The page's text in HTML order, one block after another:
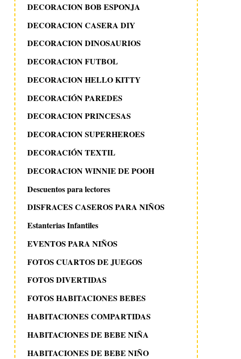
DECORACION BOB ESPONJA
DECORACION CASERA DIY
DECORACION DINOSAURIOS
DECORACION FUTBOL
DECORACION HELLO KITTY
DECORACIÓN PAREDES
DECORACION PRINCESAS
DECORACION SUPERHEROES
DECORACIÓN TEXTIL
DECORACION WINNIE DE POOH
Descuentos para lectores
DISFRACES CASEROS PARA NIÑOS
Estanterias Infantiles
EVENTOS PARA NIÑOS
FOTOS CUARTOS DE JUEGOS
FOTOS DIVERTIDAS
FOTOS HABITACIONES BEBES
HABITACIONES COMPARTIDAS
HABITACIONES DE BEBE NIÑA
HABITACIONES DE BEBE NIÑO